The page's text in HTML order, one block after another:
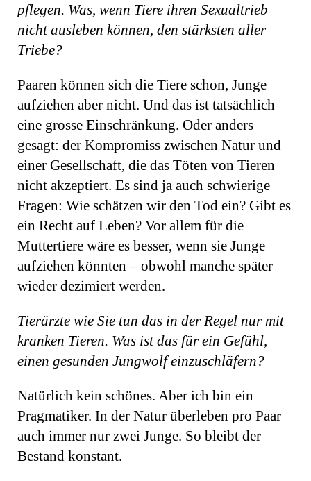
pflegen. Was, wenn Tiere ihren Sexualtrieb
nicht ausleben können, den stärksten aller
Triebe?
Paaren können sich die Tiere schon, Junge
aufziehen aber nicht. Und das ist tatsächlich
eine grosse Einschränkung. Oder anders
gesagt: der Kompromiss zwischen Natur und
einer Gesellschaft, die das Töten von Tieren
nicht akzeptiert. Es sind ja auch schwierige
Fragen: Wie schätzen wir den Tod ein? Gibt es
ein Recht auf Leben? Vor allem für die
Muttertiere wäre es besser, wenn sie Junge
aufziehen könnten – obwohl manche später
wieder dezimiert werden.
Tierärzte wie Sie tun das in der Regel nur mit
kranken Tieren. Was ist das für ein Gefühl,
einen gesunden Jungwolf einzuschläfern?
Natürlich kein schönes. Aber ich bin ein
Pragmatiker. In der Natur überleben pro Paar
auch immer nur zwei Junge. So bleibt der
Bestand konstant.